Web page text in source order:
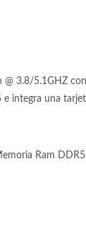
@ 3.8/5.1GHZ
integra una
Ram